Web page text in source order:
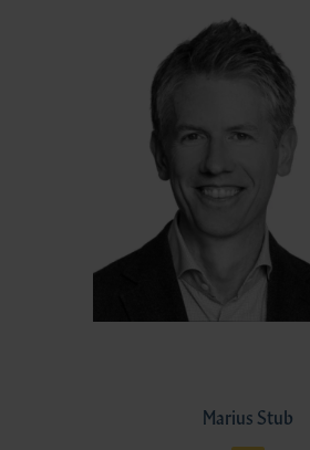
Marius Stub